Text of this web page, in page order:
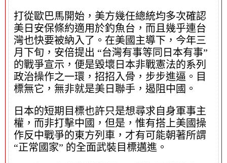
打從歐巴馬開始，美方幾任總統均多次確認
美日安保條約適用於釣魚台，而且幾乎連台
灣也快要被納入了。在美國主導下，今年三
月下旬，安倍提出 “台灣有事等同日本有事”
的戰爭宣示，便是毀壞日本非戰憲法的系列
政治操作之一環，招招入骨，步步進逼。目
標無它，無非就是美日聯手，遏阻中國。
日本的短期目標也許只是想尋求自身軍事主
權，而非打擊中國，但是，惟有搭上美國操
作反中戰爭的東方列車，才有可能朝著所謂
“正常國家” 的全面武裝目標邁進。